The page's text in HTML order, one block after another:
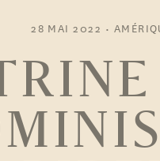
28 MAI 2022 •